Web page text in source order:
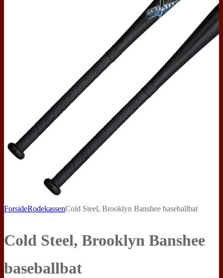
ForsideRodekassenCold Steel, Brooklyn Banshee baseballbat
Cold Steel, Brooklyn Banshee
baseballbat